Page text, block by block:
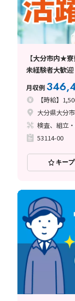
【大分市内★
未経験者大歓
の製造★ 工場
月収例
【時給】
大分県大分市
53114-00
キー